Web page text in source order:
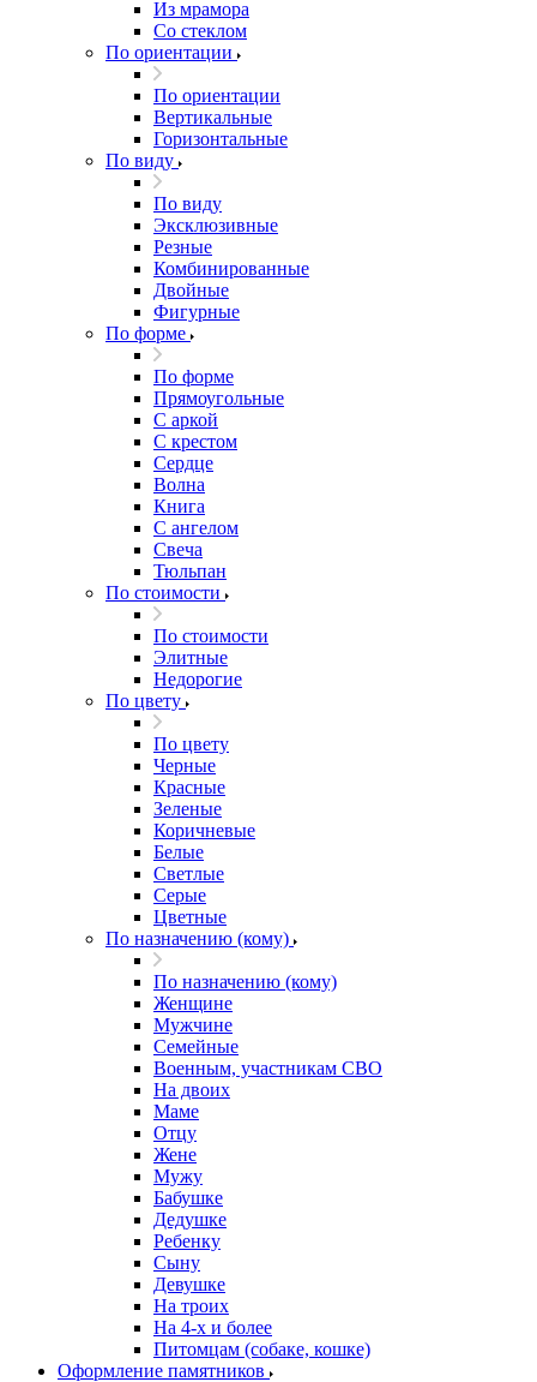
Из мрамора
Со стеклом
По ориентации
По ориентации
Вертикальные
Горизонтальные
По виду
По виду
Эксклюзивные
Резные
Комбинированные
Двойные
Фигурные
По форме
По форме
Прямоугольные
С аркой
С крестом
Сердце
Волна
Книга
С ангелом
Свеча
Тюльпан
По стоимости
По стоимости
Элитные
Недорогие
По цвету
По цвету
Черные
Красные
Зеленые
Коричневые
Белые
Светлые
Серые
Цветные
По назначению (кому)
По назначению (кому)
Женщине
Мужчине
Семейные
Военным, участникам СВО
На двоих
Маме
Отцу
Жене
Мужу
Бабушке
Дедушке
Ребенку
Сыну
Девушке
На троих
На 4-х и более
Питомцам (собаке, кошке)
Оформление памятников